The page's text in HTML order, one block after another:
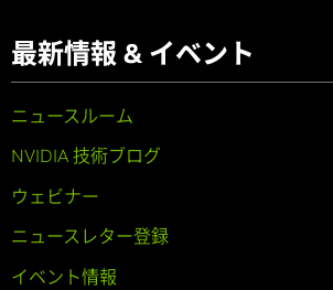
最新情報 & イベント
ニュースルーム
NVIDIA 技術ブログ
ウェビナー
ニュースレター登録
イベント情報